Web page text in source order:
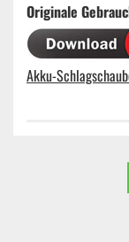
Originale
Akku-